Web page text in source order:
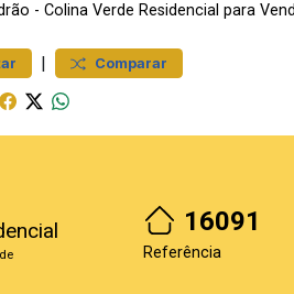
- Colina Verde Residencial para
| Comparar
16091
Referência